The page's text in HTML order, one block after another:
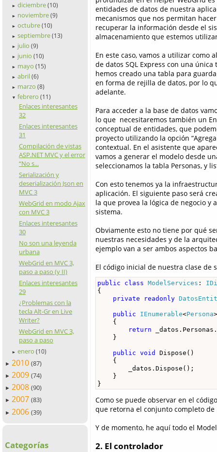
► diciembre (10)
► noviembre (9)
► octubre (10)
► septiembre (13)
► julio (9)
► junio (10)
► mayo (15)
► abril (6)
► marzo (8)
▼ febrero (11)
Enlaces interesantes
32
Enlaces interesantes
31
Compilación de vistas
ASP.NET MVC y el error
“No s...
Serialización y
deserialización Json en
MVC 3
WebGrid en modo Ajax
con MVC 3
Enlaces interesantes
30
No son una leyenda
urbana
WebGrid en MVC 3,
paso a paso (y II)
Enlaces interesantes
29
¿Problemas con la
tecla Alt-Gr en Live
Writer?
WebGrid en MVC 3,
paso a paso
► enero (10)
► 2010 (87)
► 2009 (74)
► 2008 (90)
► 2007 (83)
► 2006 (39)
Categorías
entidades de datos de nuestra
mecanismos que nos permitan
recuperar la información desde el
almacenamiento que estemos
En este caso, vamos a utilizar como
de datos SQL Express con una única
hemos creado una tabla para
en forma de rejilla de datos, por lo
adelante.
Para acceder a la base de datos
lo que necesitaremos también un
conceptual de entidades, que
proyecto utilizando la opción
contextual. En el asistente que
vamos a generar el modelo desde
seleccionamos la tabla Personas, y
Con esto tenemos ya la
aplicación. El siguiente paso será
la que provea la lógica de negocio y
sistema.
Obviamente esto no tiene por qué
nuestras necesidades y de la
ejemplo van a ser ambos aspectos
El código inicial de nuestra clase de
public class ModelServices :
{
private
readonly
public IEnumerable<Persona
{
return
}
public void
Dispose()
{
_datos.Dispose();
}
}
Como se puede observar en el
que retorna el conjunto completo de
Y de momento, he aquí todo el
2. El controlador